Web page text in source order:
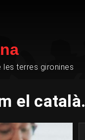
terres gironines
el català.